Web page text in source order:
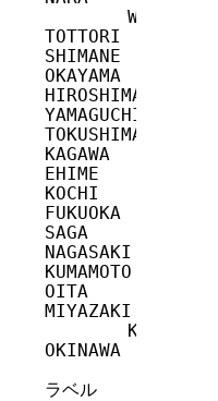
WAKAYAMA
TOTTORI
SHIMANE
OKAYAMA
HIROSHIMA
YAMAGUCHI
TOKUSHIMA
KAGAWA
EHIME
KOCHI
FUKUOKA
SAGA
NAGASAKI
KUMAMOTO
OITA
MIYAZAKI
OKINAWA
ラベル